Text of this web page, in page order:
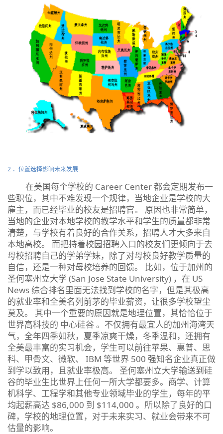
2 ．位置选择影响未来发展
在美国每个学校的 Career Center 都会定期发布一
些职位，其中不难发现一个规律，当地企业是学校的大
雇主，而已经毕业的校友是招聘官。 原因也非常简单，
当地的企业对本地学校的教学水平和学生的质量都非常
清楚，与学校有着良好的合作关系，招聘人才大多来自
本地高校。 而把持着校园招聘入口的校友们更倾向于去
母校招聘自己的学弟学妹，除了对母校良好教学质量的
自信，还是一种对母校培养的回馈。 比如，位于加州的
圣何塞州立大学 (San Jose State University) ，在 US
News 综合排名里面无法找到学校的名字，但是其极高
的就业率和全美名列前茅的毕业薪资，让很多学校望尘
莫及。 其中一个重要的原因就是地理位置，其恰恰位于
世界高科技的 中心硅谷 。不仅拥有最宜人的加州海湾天
气，全年四季如秋，夏季凉爽干燥，冬季温和，还拥有
全美最丰富的实习机会，学生可以前往苹果、惠普、思
科、甲骨文、微软、 IBM 等世界 500 强知名企业真正做
到学以致用，且就业率极高。 圣何塞州立大学输送到硅
谷的毕业生比世界上任何一所大学都要多。商学、计算
机科学、工程学和其他专业领域毕业的学生，每年的平
均起薪高达 $86,000 到 $114,000 。所以除了良好的口
碑，学校的地理位置，对于未来实习、就业会带来不可
估量的影响。